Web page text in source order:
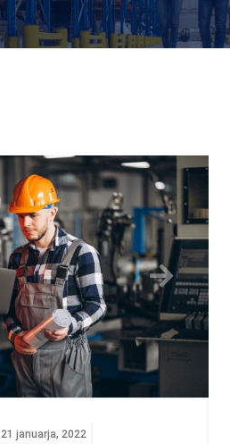
21 januarja, 2022